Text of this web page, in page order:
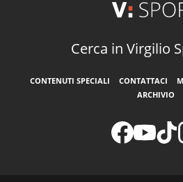
Cerca in Virgilio
CONTENUTI SPECIALI CONTATTACI
ARCHIVIO